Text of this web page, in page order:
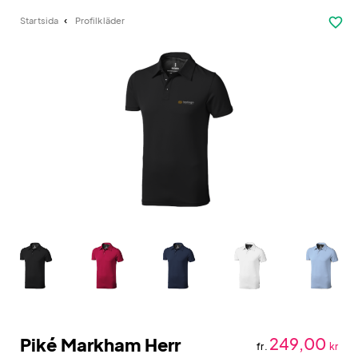
Startsida Profilkläder favorite_border
Piké Markham Herr fr. 249,00 kr